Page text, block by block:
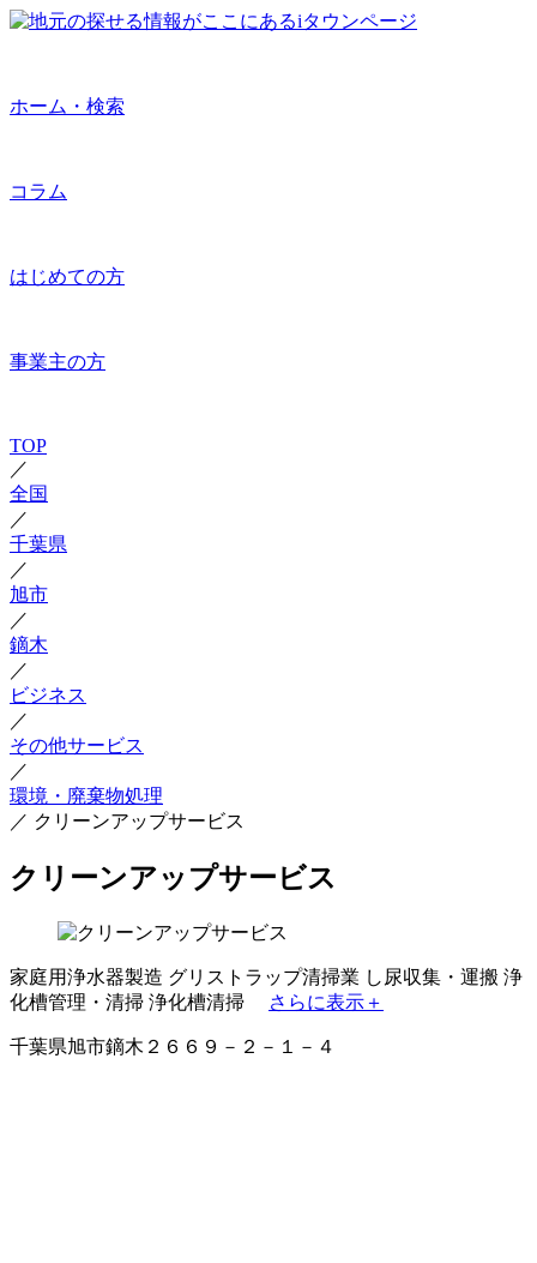
ホーム・検索
コラム
はじめての方
事業主の方
TOP
／
全国
／
千葉県
／
旭市
／
鏑木
／
ビジネス
／
その他サービス
／
環境・廃棄物処理
／ クリーンアップサービス
クリーンアップサービス
家庭用浄水器製造 グリストラップ清掃業 し尿収集・運搬 浄
化槽管理・清掃 浄化槽清掃 さらに表示＋
千葉県旭市鏑木２６６９－２－１－４